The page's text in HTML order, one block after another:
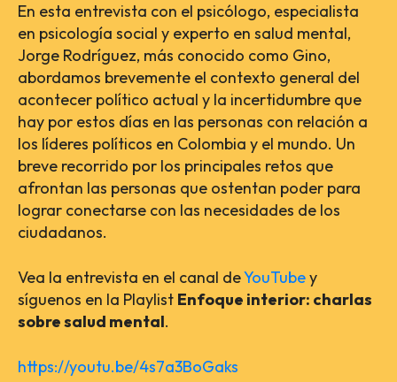
En esta entrevista con el psicólogo, especialista
en psicología social y experto en salud mental,
Jorge Rodríguez, más conocido como Gino,
abordamos brevemente el contexto general del
acontecer político actual y la incertidumbre que
hay por estos días en las personas con relación a
los líderes políticos en Colombia y el mundo. Un
breve recorrido por los principales retos que
afrontan las personas que ostentan poder para
lograr conectarse con las necesidades de los
ciudadanos.
Vea la entrevista en el canal deYouTubey
síguenos en la Playlist Enfoque interior: charlas
sobre salud mental.
https://youtu.be/4s7a3BoGaks